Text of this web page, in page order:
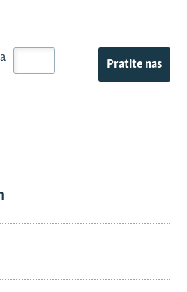
Pratite nas